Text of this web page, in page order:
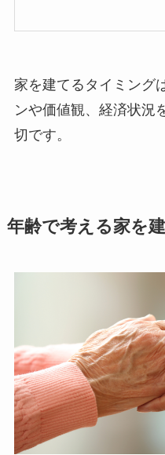
家を建てるタイミング
ンや価値観、経済状況
切です。
年齢で考える家を